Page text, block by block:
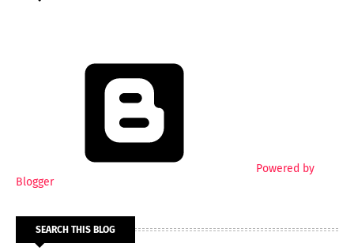
Powered by
Blogger
SEARCH THIS BLOG